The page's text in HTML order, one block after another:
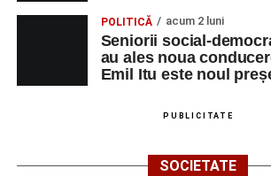
Ora 20:30 – Parcul Tineretului:
de animație„Buffalo Kids”
Joi, 28 august
Ora 10:00 – Aula Primăriei
POLITICĂ acum 2 luni
Seniorii social-
au ales noua
Emil Itu este noul
PUBLICITATE
SOCIETATE